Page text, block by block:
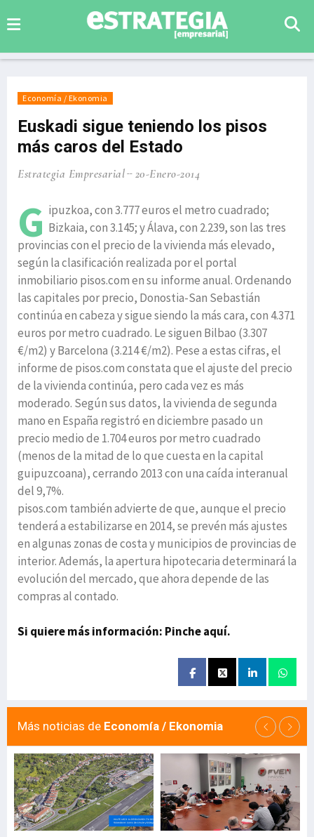
Economía / Ekonomia
Euskadi sigue teniendo los pisos
más caros del Estado
Estrategia Empresarial 20-Enero-2014
G ipuzkoa, con 3.777 euros el metro cuadrado;
Bizkaia, con 3.145; y Álava, con 2.239, son las tres
provincias con el precio de la vivienda más elevado,
según la clasificación realizada por el portal
inmobiliario pisos.com en su informe anual. Ordenando
las capitales por precio, Donostia-San Sebastián
continúa en cabeza y sigue siendo la más cara, con 4.371
euros por metro cuadrado. Le siguen Bilbao (3.307
€/m2) y Barcelona (3.214 €/m2). Pese a estas cifras, el
informe de pisos.com constata que el ajuste del precio
de la vivienda continúa, pero cada vez es más
moderado. Según sus datos, la vivienda de segunda
mano en España registró en diciembre pasado un
precio medio de 1.704 euros por metro cuadrado
(menos de la mitad de lo que cuesta en la capital
guipuzcoana), cerrando 2013 con una caída interanual
del 9,7%.
pisos.com también advierte de que, aunque el precio
tenderá a estabilizarse en 2014, se prevén más ajustes
en algunas zonas de costa y municipios de provincias de
interior. Además, la apertura hipotecaria determinará la
evolución del mercado, que ahora depende de las
compras al contado.
Si quiere más información: Pinche aquí.
Más noticias de Economía / Ekonomia